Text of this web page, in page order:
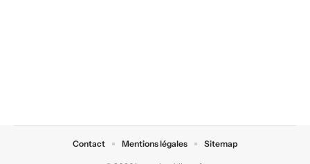
Contact Mentions légales Sitemap